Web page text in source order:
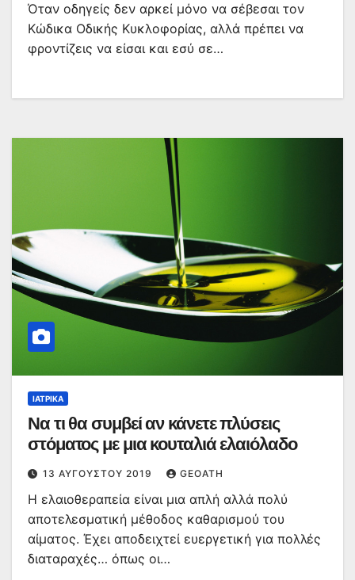
Όταν οδηγείς δεν αρκεί μόνο να σέβεσαι τον
Κώδικα Οδικής Κυκλοφορίας, αλλά πρέπει να
φροντίζεις να είσαι και εσύ σε…
ΙΑΤΡΙΚΆ
Να τι θα συμβεί αν κάνετε πλύσεις
στόματος με μια κουταλιά ελαιόλαδο
13 ΑΥΓΟΎΣΤΟΥ 2019 GEOATH
Η ελαιοθεραπεία είναι μια απλή αλλά πολύ
αποτελεσματική μέθοδος καθαρισμού του
αίματος. Έχει αποδειχτεί ευεργετική για πολλές
διαταραχές… όπως οι…